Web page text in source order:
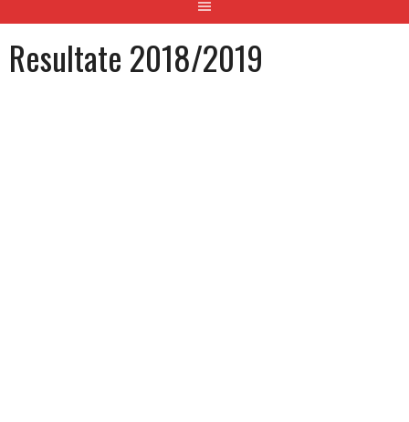
Resultate 2018/2019